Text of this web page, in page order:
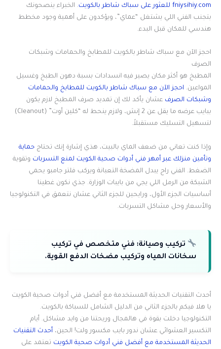
fniysihiy.com للعثور على سباك شاطر بالكويت
. الخبراء ينصحونك
بتجنب الفني اللي يشتغل “عماي”، ويؤكدون على أهمية وجود مخطط
هندسي للمكان قبل البدء.
احجز الآن مع سباك شاطر بالكويت للمطابخ والحمامات وشبكات
الصرف
المطبخ هو أكثر مكان يصير فيه انسدادات بسبة دهون الطبخ وغسيل
المواعين. احجز الآن مع سباك شاطر بالكويت للمطابخ والحمامات
وشبكات الصرف عشان يأكد لك إن تمديد صرف المطبخ لازم يكون
ببايب عرضه ما يقل عن 2 إنش، ولازم ينحط له “كلين أوت” (Cleanout)
لتسهيل التسليك مستقبلاً.
وإذا كنت تعاني من ضعف الماي بالبيت، هذي إشارة إنك تحتاج حماية
وتأمين منزلك عبر أمهر فني أدوات صحية الكويت لمنع التسربات وتقوية
الضغط. الفني راح يبدل المضخة التعبانة ويركب فلتر جامبو يحمي
الشبكة من الرمل اللي يجي من بايبات الوزارة. جذي نكون غطينا
أساسيات الجزء الأول، ورايحين للجزء الثاني عشان نتعمق في التكنولوجيا
والأسعار وحل مشاكل التسربات.
تركيب وصيانة: فني متخصص في تركيب
سخانات المياه وتركيب مضخات الدفع القوية.
أحدث التقنيات الحديثة المستخدمة مع أفضل فني أدوات صحية الكويت
يا هلا فيكم بالجزء الثاني من الدليل الشامل للسباكة بالكويت.
التكنولوجيا دخلت بقوة في هالمجال وريحتنا من وايد مشاكل. أيام
التكسير العشوائي عشان ندور بايب مكسور ولت! الحين، أحدث التقنيات
الحديثة المستخدمة مع أفضل فني أدوات صحية الكويت تعتمد على